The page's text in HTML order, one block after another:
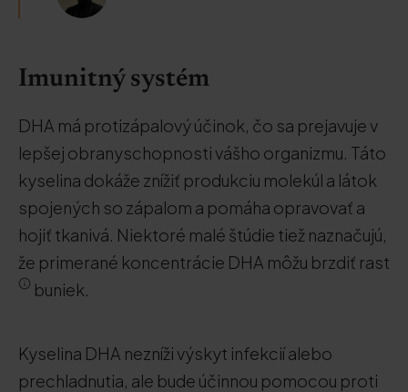
Imunitný systém
DHA má protizápalový účinok, čo sa prejavuje v
lepšej obranyschopnosti vášho organizmu. Táto
kyselina dokáže znížiť produkciu molekúl a látok
spojených so zápalom a pomáha opravovať a
hojiť tkanivá. Niektoré malé štúdie tiež naznačujú,
že primerané koncentrácie DHA môžu brzdiť rast
buniek.
Kyselina DHA nezníži výskyt infekcií alebo
prechladnutia, ale bude účinnou pomocou proti